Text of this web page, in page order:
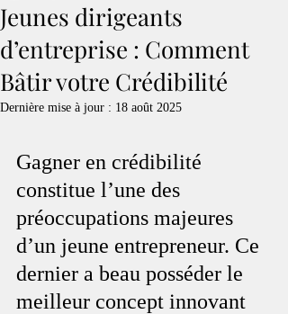
Jeunes dirigeants
d’entreprise : Comment
Bâtir votre Crédibilité
Dernière mise à jour : 18 août 2025
Gagner en crédibilité
constitue l’une des
préoccupations majeures
d’un jeune entrepreneur. Ce
dernier a beau posséder le
meilleur concept innovant